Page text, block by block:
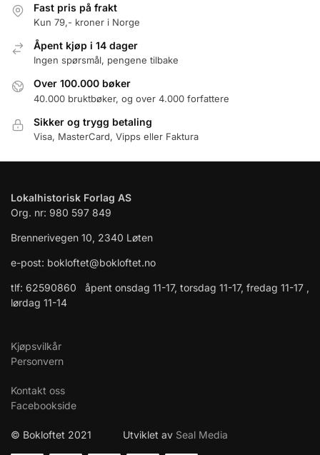
Fast pris på frakt
Kun 79,- kroner i Norge
Åpent kjøp i 14 dager
Ingen spørsmål, pengene tilbake
Over 100.000 bøker
40.000 bruktbøker, og over 4.000 forfattere
Sikker og trygg betaling
Visa, MasterCard, Vipps eller Faktura
Lokalhistorisk Forlag AS
Org. nr: 980 597 849
Brennerivegen 10, 2340 Løten
e-post: bokloftet@bokloftet.no
tlf: 62590860 åpent onsdag 11-17, torsdag 11-17, fredag 11-17 ,
lørdag 11-14
Kjøpsvilkår
Personvern
Kontakt oss
Facebookside
© Bokloftet 2021 Utviklet av Seal Media